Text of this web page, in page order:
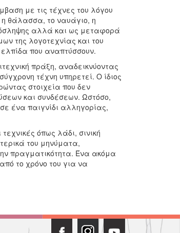
με τις τέχνες του λόγου
η θάλασσα, το ναυάγιο, η
αλλά και ως μεταφορά
της λογοτεχνίας και του
που αναπτύσσουν.
πράξη, αναδεικνύοντας
τέχνη υπηρετεί. Ο ίδιος
στοιχεία που δεν
και συνδέσεων. Ωστόσο,
ένα παιγνίδι αλληγορίας,
όπως λάδι, σινική
του μηνύματα,
πραγματικότητα. Ένα ακόμα
το χρόνο του για να